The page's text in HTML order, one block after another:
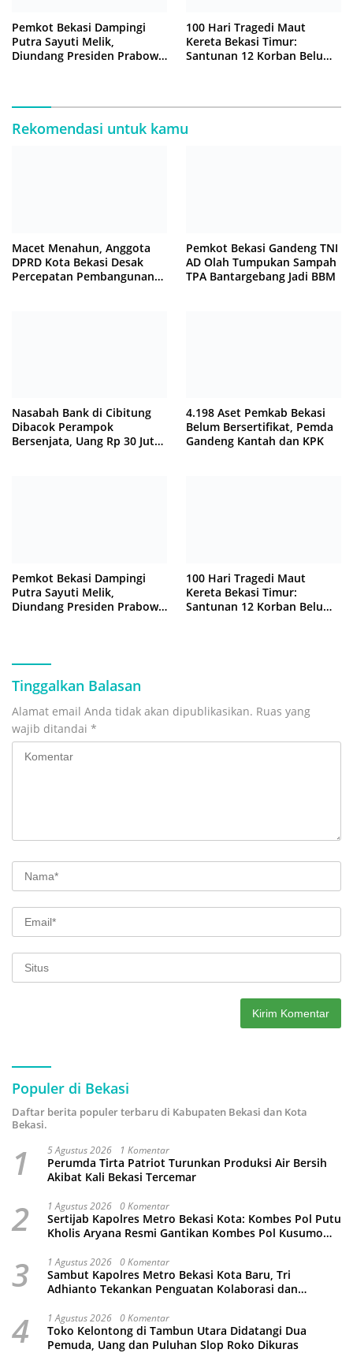
Pemkot Bekasi Dampingi
Putra Sayuti Melik,
Diundang Presiden Prabowo
100 Hari Tragedi Maut
Kereta Bekasi Timur:
Santunan 12 Korban Belum
Rekomendasi untuk kamu
Macet Menahun, Anggota
DPRD Kota Bekasi Desak
Percepatan Pembangunan
Pemkot Bekasi Gandeng TNI
AD Olah Tumpukan Sampah
TPA Bantargebang Jadi BBM
Nasabah Bank di Cibitung
Dibacok Perampok
Bersenjata, Uang Rp 30 Juta
4.198 Aset Pemkab Bekasi
Belum Bersertifikat, Pemda
Gandeng Kantah dan KPK
Pemkot Bekasi Dampingi
Putra Sayuti Melik,
Diundang Presiden Prabowo
100 Hari Tragedi Maut
Kereta Bekasi Timur:
Santunan 12 Korban Belum
Tinggalkan Balasan
Alamat email Anda tidak akan dipublikasikan. Ruas yang
wajib ditandai *
Populer di Bekasi
Daftar berita populer terbaru di Kabupaten Bekasi dan Kota
Bekasi.
1 5 Agustus 2026 1 Komentar
Perumda Tirta Patriot Turunkan Produksi Air Bersih
Akibat Kali Bekasi Tercemar
2 1 Agustus 2026 0 Komentar
Sertijab Kapolres Metro Bekasi Kota: Kombes Pol Putu
Kholis Aryana Resmi Gantikan Kombes Pol Kusumo
3 1 Agustus 2026 0 Komentar
Sambut Kapolres Metro Bekasi Kota Baru, Tri
Adhianto Tekankan Penguatan Kolaborasi dan
4 1 Agustus 2026 0 Komentar
Toko Kelontong di Tambun Utara Didatangi Dua
Pemuda, Uang dan Puluhan Slop Roko Dikuras